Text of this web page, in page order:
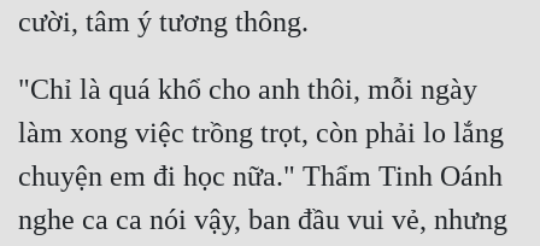
Tiểu Thuyết
Trinh Thám
Triều Đấu
Trùng Sinh
Trọng Sinh
"Chỉ là quá khổ cho anh thôi, mỗi ngày
làm xong việc trồng trọt, còn phải lo lắng
chuyện em đi học nữa." Thẩm Tinh Oánh
nghe ca ca nói vậy, ban đầu vui vẻ, nhưng